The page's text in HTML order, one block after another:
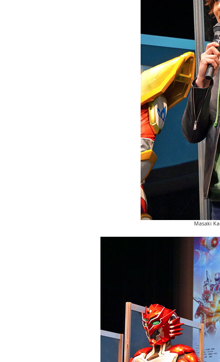
Masaki